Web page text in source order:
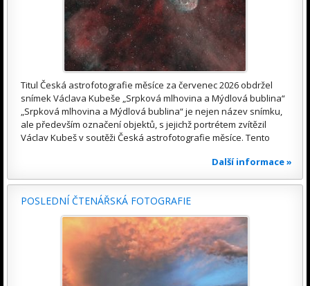
Titul Česká astrofotografie měsíce za červenec 2026 obdržel
snímek Václava Kubeše „Srpková mlhovina a Mýdlová bublina“
„Srpková mlhovina a Mýdlová bublina“ je nejen název snímku,
ale především označení objektů, s jejichž portrétem zvítězil
Václav Kubeš v soutěži Česká astrofotografie měsíce. Tento
Další informace »
POSLEDNÍ ČTENÁŘSKÁ FOTOGRAFIE